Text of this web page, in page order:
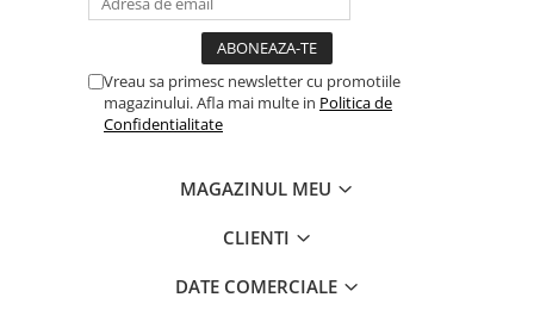
Vreau sa primesc newsletter cu promotiile
magazinului. Afla mai multe in Politica de
Confidentialitate
MAGAZINUL MEU
CLIENTI
DATE COMERCIALE